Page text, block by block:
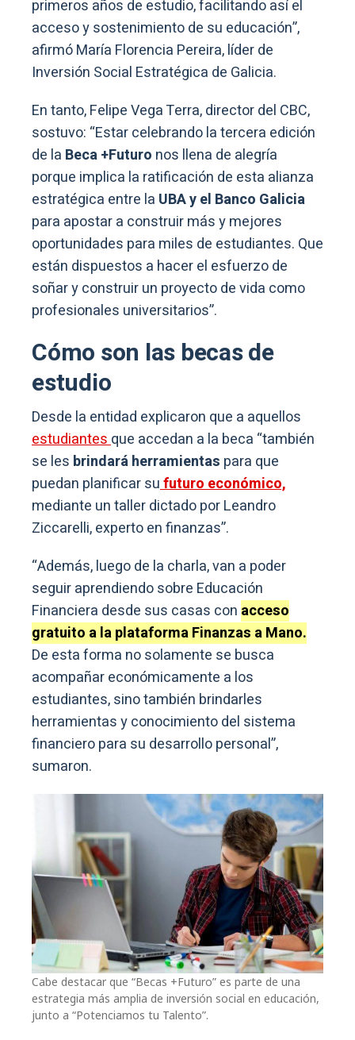
primeros años de estudio, facilitando así el
acceso y sostenimiento de su educación”,
afirmó María Florencia Pereira, líder de
Inversión Social Estratégica de Galicia.
En tanto, Felipe Vega Terra, director del CBC,
sostuvo: “Estar celebrando la tercera edición
de la Beca +Futuro nos llena de alegría
porque implica la ratificación de esta alianza
estratégica entre la UBA y el Banco Galicia
para apostar a construir más y mejores
oportunidades para miles de estudiantes. Que
están dispuestos a hacer el esfuerzo de
soñar y construir un proyecto de vida como
profesionales universitarios”.
Cómo son las becas de
estudio
Desde la entidad explicaron que a aquellos
estudiantesque accedan a la beca “también
se les brindará herramientas para que
puedan planificar sufuturo económico,
mediante un taller dictado por Leandro
Ziccarelli, experto en finanzas”.
“Además, luego de la charla, van a poder
seguir aprendiendo sobre Educación
Financiera desde sus casas con acceso
gratuito a la plataforma Finanzas a Mano.
De esta forma no solamente se busca
acompañar económicamente a los
estudiantes, sino también brindarles
herramientas y conocimiento del sistema
financiero para su desarrollo personal”,
sumaron.
Cabe destacar que “Becas +Futuro” es parte de una
estrategia más amplia de inversión social en educación,
junto a “Potenciamos tu Talento”.